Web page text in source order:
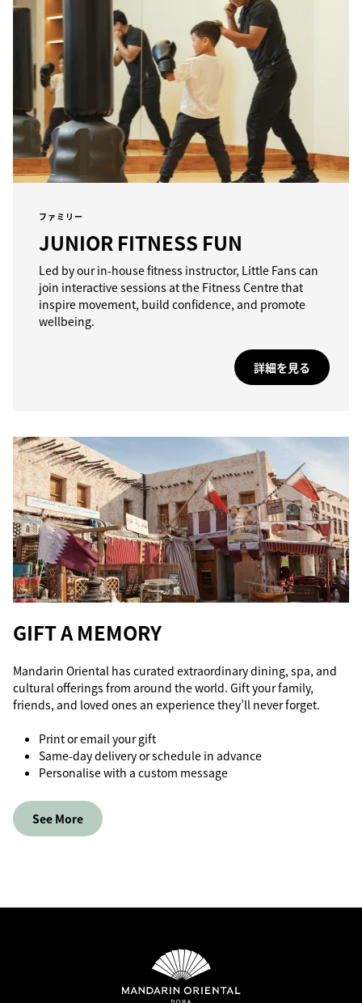
ファミリー
JUNIOR FITNESS FUN
Led by our in-house fitness instructor, Little Fans can
join interactive sessions at the Fitness Centre that
inspire movement, build confidence, and promote
wellbeing.
詳細を見る
GIFT A MEMORY
Mandarin Oriental has curated extraordinary dining, spa, and
cultural offerings from around the world. Gift your family,
friends, and loved ones an experience they’ll never forget.
Print or email your gift
Same-day delivery or schedule in advance
Personalise with a custom message
See More